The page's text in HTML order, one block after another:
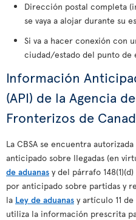
Dirección postal completa
se vaya a alojar durante su
Si va a hacer conexión con
ciudad/estado del punto de
Información
(API) de la Agencia
Fronterizos de
La CBSA se encuentra
anticipado sobre llegadas (en
de aduanas y del párrafo
por anticipado sobre partidas y
la Ley de aduanas y artículo 11 de
utiliza la información prescrita